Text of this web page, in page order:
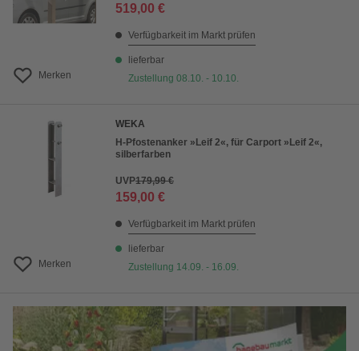
Merken
519,00 €
Verfügbarkeit im Markt prüfen
lieferbar
Zustellung 08.10. - 10.10.
Merken
WEKA
H-Pfostenanker »Leif 2«, für Carport »Leif 2«,
silberfarben
UVP179,99 €
159,00 €
Verfügbarkeit im Markt prüfen
lieferbar
Zustellung 14.09. - 16.09.